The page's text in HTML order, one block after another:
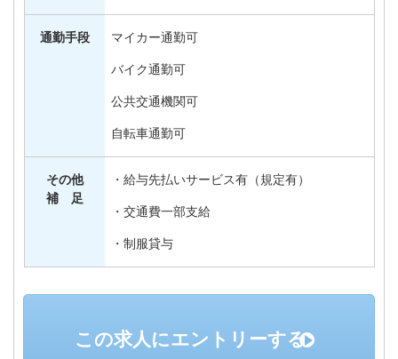
通勤手段 マイカー通勤可
バイク通勤可
公共交通機関可
自転車通勤可
その他
補 足
・給与先払いサービス有（規定有）
・交通費一部支給
・制服貸与
この求人にエントリーする